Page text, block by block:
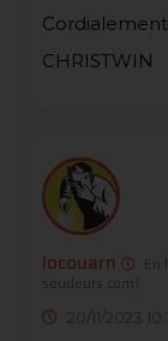
Cordialement
CHRISTWIN
locouarn En
soudeurs.com)
20/11/2023